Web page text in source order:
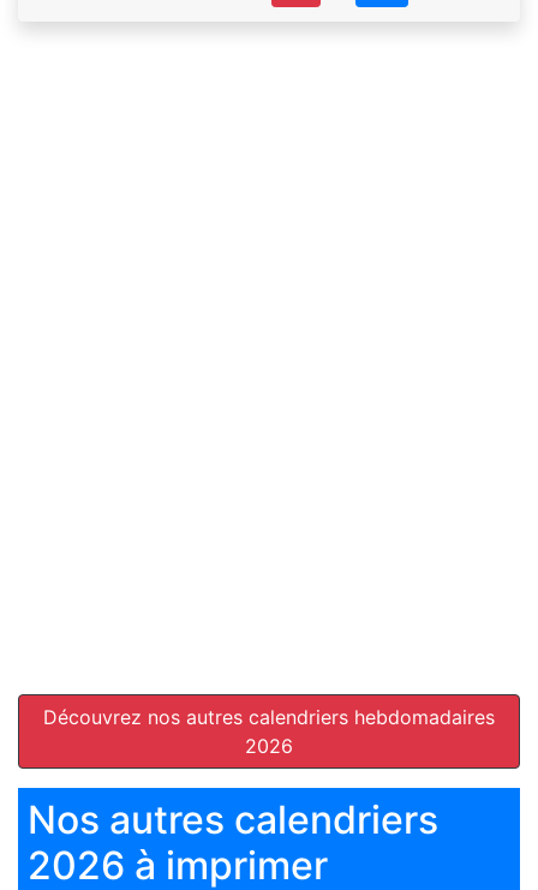
Découvrez nos autres calendriers hebdomadaires
2026
Nos autres calendriers
2026 à imprimer